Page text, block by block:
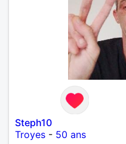
Steph10
Troyes - 50 ans